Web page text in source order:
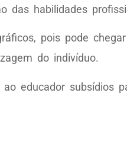
das habilidades
pois pode
do indivíduo.
educador subsídios